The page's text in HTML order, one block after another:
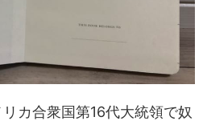
カ合衆国第16代大統領で奴